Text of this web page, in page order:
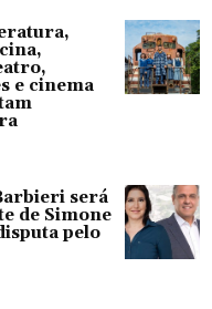
e cinema
será
de Simone
pelo